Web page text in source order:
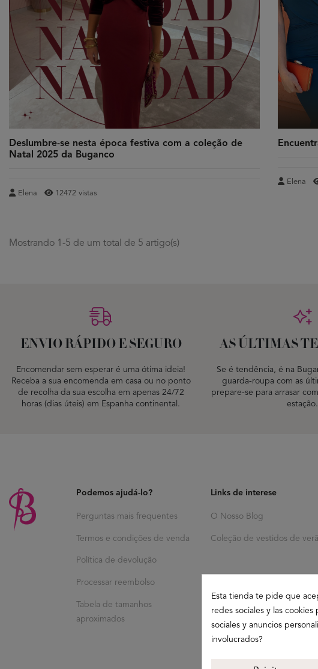
Deslumbre-se nesta época festiva com a coleção de
Natal 2025 da Buganco
Elena 12472 vistas
Elena
Mostrando 1-5 de um total de 5 artigo(s)
ENVIO RÁPIDO E SEGURO
Encomendar sem esperar é uma ótima ideia!
Receba a sua encomenda em casa ou no ponto
de recolha da sua escolha em apenas 24/72
horas (dias úteis) em Espanha continental.
AS ÚLTIMAS
Se é tendência, é na
guarda-roupa com as
prepare-se para arrasar
estação.
Podemos ajudá-lo?
Perguntas mais frequentes
Termos e condições de venda
Política de devolução
Processar reembolso
Tabela de tamanhos
aproximados
Links de interese
O Nosso Blog
Coleção de vestidos de
Esta tienda te pide que
redes sociales y las
sociales y anuncios
involucrados?